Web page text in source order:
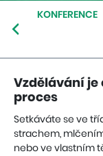
PARENT
uvnitř
sekce
DUŠEVNÍMU
ZDRAVÍ
KONFERENCE
Vzdělávání
proces
Setkáváte se ve
strachem,
nebo ve vlastním